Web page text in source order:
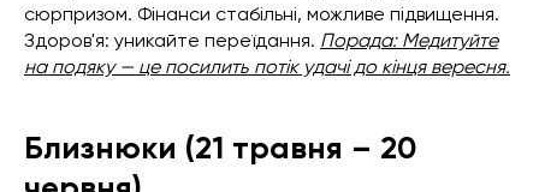
сюрпризом. Фінанси стабільні, можливе підвищення.
Здоров'я: уникайте переїдання. Порада: Медитуйте
на подяку — це посилить потік удачі до кінця вересня.
Близнюки (21 травня – 20